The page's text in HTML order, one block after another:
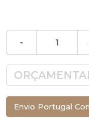
-
Envio Portugal